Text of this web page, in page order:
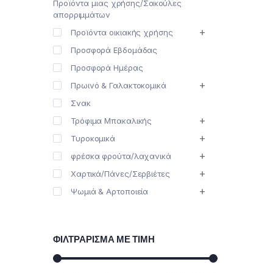
Προϊόντα μιας χρήσης/Σακούλες
απορριμμάτων
Προϊόντα οικιακής χρήσης
Προσφορά Εβδομάδας
Προσφορά Ημέρας
Πρωινό & Γαλακτοκομικά
Σνακ
Τρόφιμα Μπακαλικής
Τυροκομικά
φρέσκα φρούτα/λαχανικά
Χαρτικά/Πάνες/Σερβιέτες
Ψωμιά & Αρτοποιεία
ΦΙΛΤΡΆΡΙΣΜΑ ΜΕ ΤΙΜΉ